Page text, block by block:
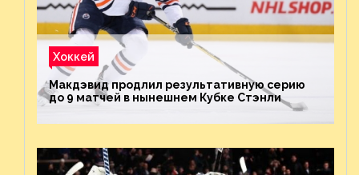
Хоккей
Макдэвид продлил результативную серию
до 9 матчей в нынешнем Кубке Стэнли